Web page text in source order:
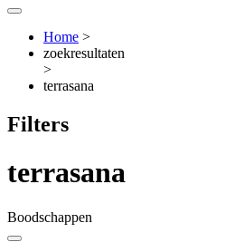
Home >
zoekresultaten
>
terrasana
Filters
terrasana
Boodschappen